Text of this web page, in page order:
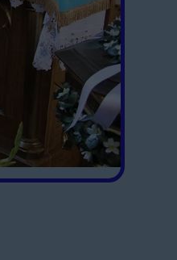
obrazu Matki Bożej Ocieckiej
w Ociece
Marka Pawełka
kościoła.